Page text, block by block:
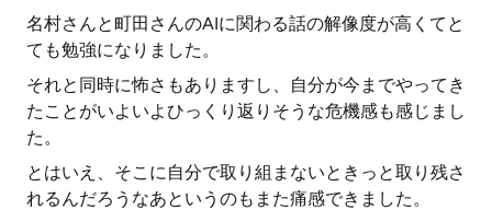
名村さんと町田さんのAIに関わる話の解像度が高くてと
ても勉強になりました。
それと同時に怖さもありますし、自分が今までやってき
たことがいよいよひっくり返りそうな危機感も感じまし
た。
とはいえ、そこに自分で取り組まないときっと取り残さ
れるんだろうなあというのもまた痛感できました。